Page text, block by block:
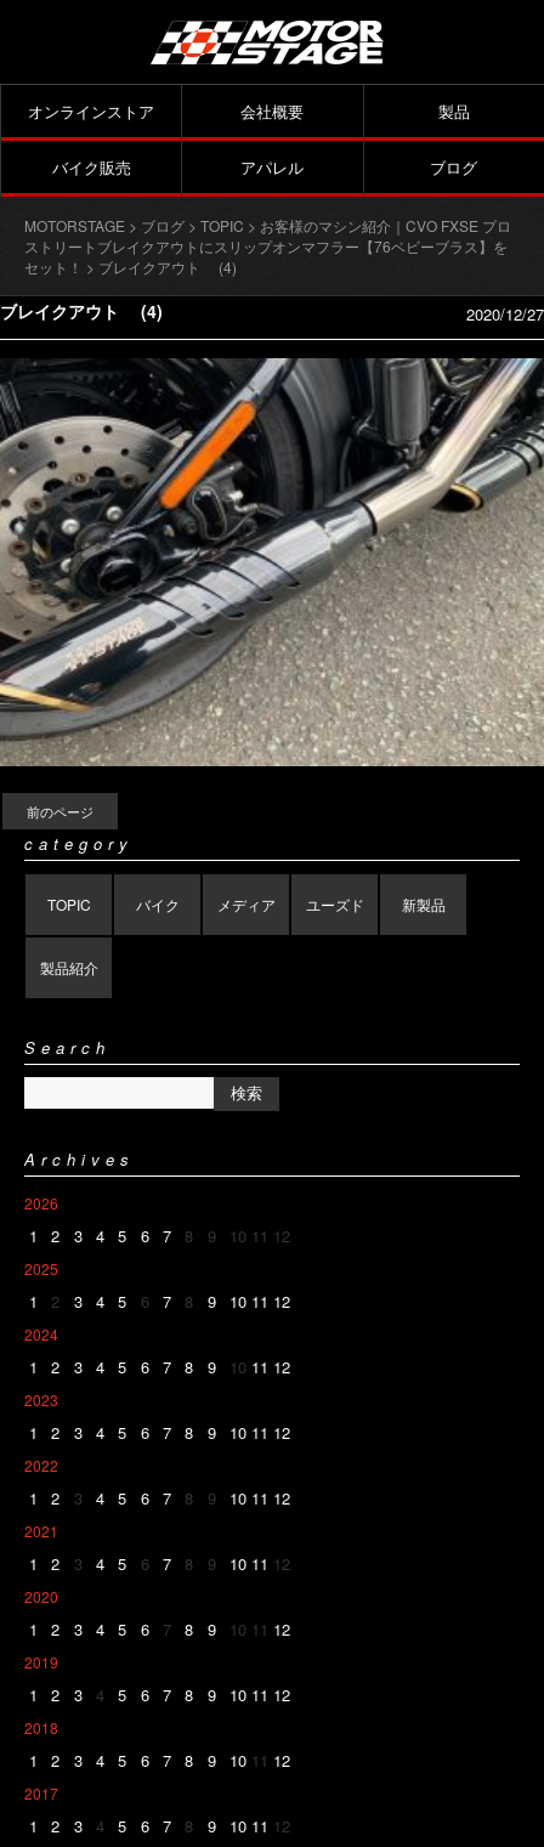
オンラインストア 会社概要 製品
バイク販売 アパレル ブログ
MOTORSTAGE > ブログ > TOPIC > お客様のマシン紹介｜CVO FXSE プロ
ストリートブレイクアウトにスリップオンマフラー【76ベビーブラス】を
セット！ > ブレイクアウト (4)
ブレイクアウト (4) 2020/12/27
前のページ
category
TOPIC バイク メディア ユーズド 新製品
製品紹介
Search
Archives
2026
1 2 3 4 5 6 7 8 9 10 11 12
2025
1 2 3 4 5 6 7 8 9 10 11 12
2024
1 2 3 4 5 6 7 8 9 10 11 12
2023
1 2 3 4 5 6 7 8 9 10 11 12
2022
1 2 3 4 5 6 7 8 9 10 11 12
2021
1 2 3 4 5 6 7 8 9 10 11 12
2020
1 2 3 4 5 6 7 8 9 10 11 12
2019
1 2 3 4 5 6 7 8 9 10 11 12
2018
1 2 3 4 5 6 7 8 9 10 11 12
2017
1 2 3 4 5 6 7 8 9 10 11 12